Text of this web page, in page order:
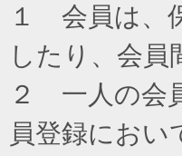
１ 会員は、
したり、会
２ 一人の会
員登録にお